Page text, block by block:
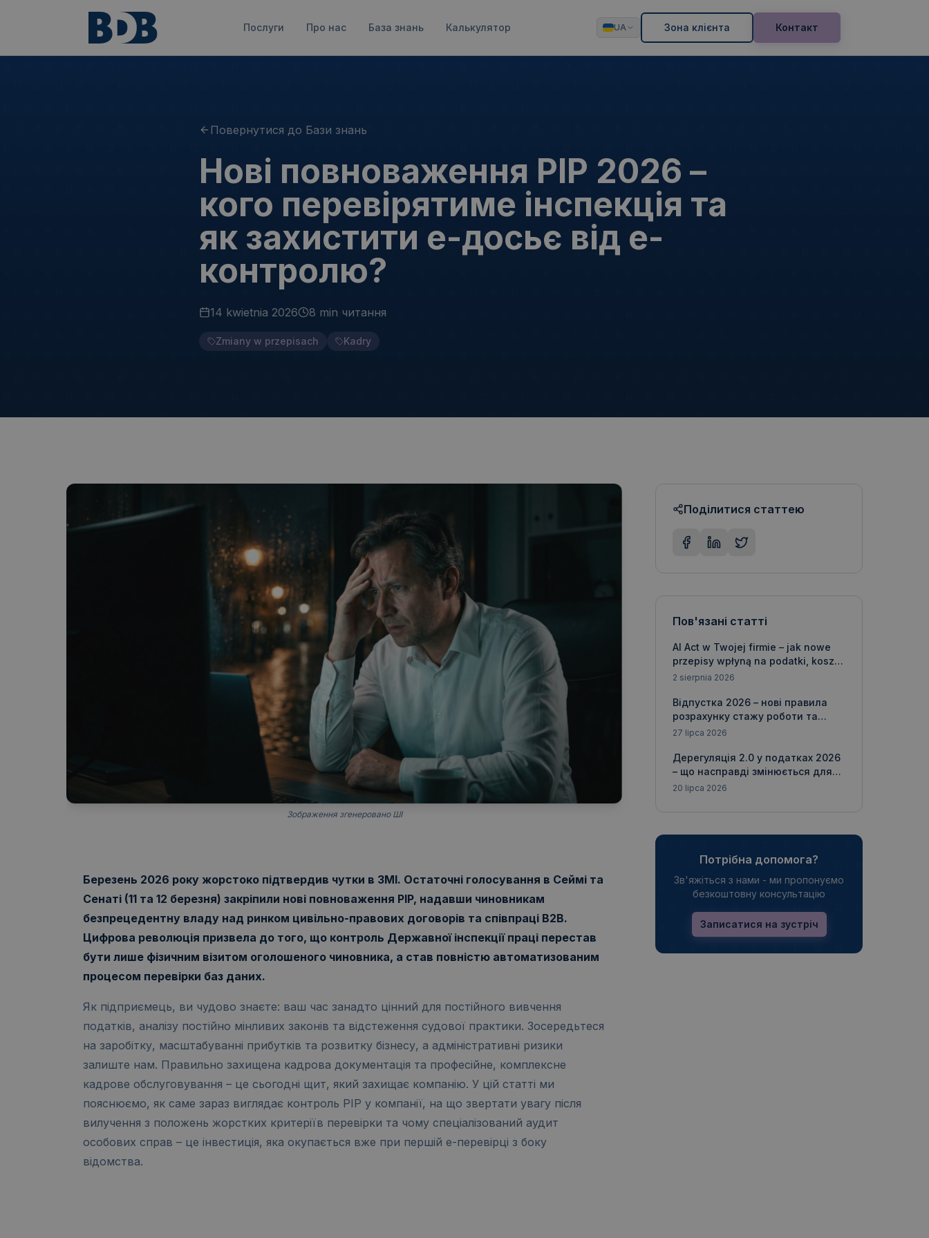
Послуги Про нас База знань Калькулятор UA Зона клієнта Контакт
Повернутися до Бази знань
Нові повноваження PIP 2026 –
кого перевірятиме інспекція та
як захистити е-досьє від е-
контролю?
14 kwietnia 2026 8 min читання
Zmiany w przepisach Kadry
Зображення згенеровано ШІ
Березень 2026 року жорстоко підтвердив чутки в ЗМІ. Остаточні голосування в Сеймі та
Сенаті (11 та 12 березня) закріпили нові повноваження PIP, надавши чиновникам
безпрецедентну владу над ринком цивільно-правових договорів та співпраці B2B.
Цифрова революція призвела до того, що контроль Державної інспекції праці перестав
бути лише фізичним візитом оголошеного чиновника, а став повністю автоматизованим
процесом перевірки баз даних.
Як підприємець, ви чудово знаєте: ваш час занадто цінний для постійного вивчення
податків, аналізу постійно мінливих законів та відстеження судової практики. Зосередьтеся
на заробітку, масштабуванні прибутків та розвитку бізнесу, а адміністративні ризики
залиште нам. Правильно захищена кадрова документація та професійне, комплексне
кадрове обслуговування – це сьогодні щит, який захищає компанію. У цій статті ми
пояснюємо, як саме зараз виглядає контроль PIP у компанії, на що звертати увагу після
вилучення з положень жорстких критеріїв перевірки та чому спеціалізований аудит
особових справ – це інвестиція, яка окупається вже при першій е-перевірці з боку
відомства.
Поділитися статтею
Пов'язані статті
AI Act w Twojej firmie – jak nowe
przepisy wpłyną na podatki, koszty
i bilans
2 sierpnia 2026
Відпустка 2026 – нові правила
розрахунку стажу роботи та
реальні ризики для роботодавців
27 lipca 2026
Дерегуляція 2.0 у податках 2026
– що насправді змінюється для
Вашої компанії?
20 lipca 2026
Потрібна допомога?
Зв'яжіться з нами - ми пропонуємо
безкоштовну консультацію
Записатися на зустріч